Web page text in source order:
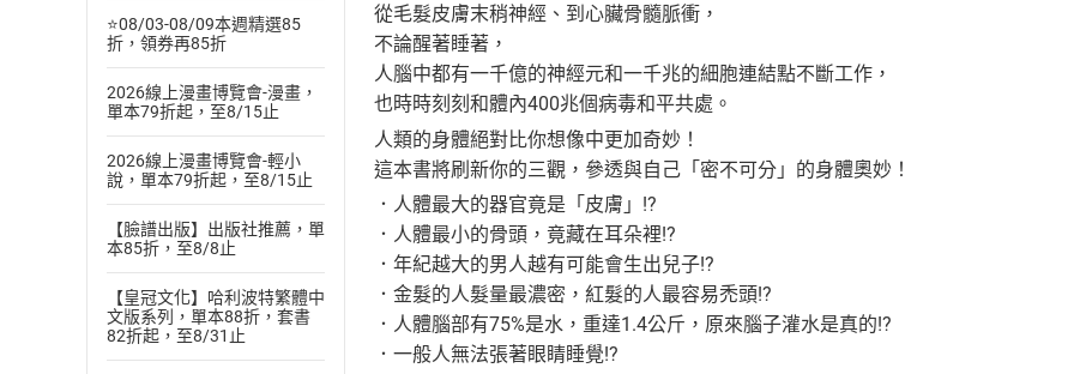
⭐08/03-08/09本週精選85
折，領券再85折
2026線上漫畫博覽會-漫畫，
單本79折起，至8/15止
2026線上漫畫博覽會-輕小
說，單本79折起，至8/15止
【臉譜出版】出版社推薦，單
本85折，至8/8止
【皇冠文化】哈利波特繁體中
文版系列，單本88折，套書
82折起，至8/31止
從毛髮皮膚末稍神經、到心臟骨髓脈衝，
不論醒著睡著，
人腦中都有一千億的神經元和一千兆的細胞連結點不斷工作，
也時時刻刻和體內400兆個病毒和平共處。
人類的身體絕對比你想像中更加奇妙！
這本書將刷新你的三觀，參透與自己「密不可分」的身體奧妙！
．人體最大的器官竟是「皮膚」!?
．人體最小的骨頭，竟藏在耳朵裡!?
．年紀越大的男人越有可能會生出兒子!?
．金髮的人髮量最濃密，紅髮的人最容易禿頭!?
．人體腦部有75%是水，重達1.4公斤，原來腦子灌水是真的!?
．一般人無法張著眼睛睡覺!?